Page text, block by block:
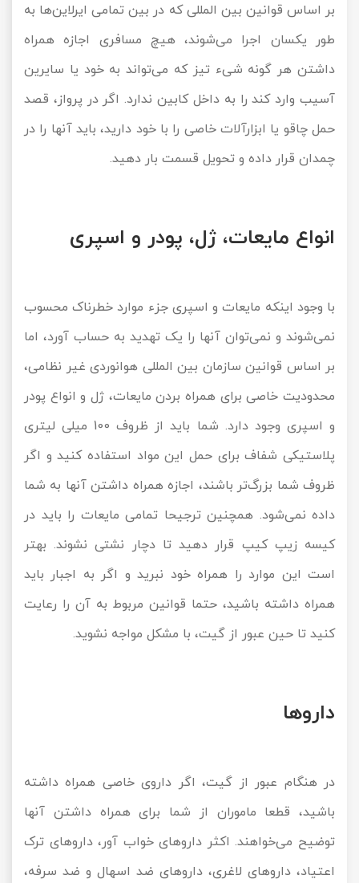
بر اساس قوانین بین المللی که در بین تمامی ایرلاین‌ها به
طور یکسان اجرا می‌شوند، هیچ مسافری اجازه همراه
داشتن هر گونه شیء تیز که می‌تواند به خود یا سایرین
آسیب وارد کند را به داخل کابین ندارد. اگر در پرواز، قصد
حمل چاقو یا ابزارآلات خاصی را با خود دارید، باید آنها را در
چمدان قرار داده و تحویل قسمت بار دهید.
انواع مایعات، ژل، پودر و اسپری
با وجود اینکه مایعات و اسپری جزء موارد خطرناک محسوب
نمی‌شوند و نمی‌توان آنها را یک تهدید به حساب آورد، اما
بر اساس قوانین سازمان بین المللی هوانوردی غیر نظامی،
محدودیت خاصی برای همراه بردن مایعات، ژل و انواع پودر
و اسپری وجود دارد. شما باید از ظروف 100 میلی لیتری
پلاستیکی شفاف برای حمل این مواد استفاده کنید و اگر
ظروف شما بزرگ‌تر باشند، اجازه همراه داشتن آنها به شما
داده نمی‌شود. همچنین ترجیحا تمامی مایعات را باید در
کیسه زیپ کیپ قرار دهید تا دچار نشتی نشوند. بهتر
است این موارد را همراه خود نبرید و اگر به اجبار باید
همراه داشته باشید، حتما قوانین مربوط به آن را رعایت
کنید تا حین عبور از گیت، با مشکل مواجه نشوید.
داروها
در هنگام عبور از گیت، اگر داروی خاصی همراه داشته
باشید، قطعا ماموران از شما برای همراه داشتن آنها
توضیح می‌خواهند. اکثر داروهای خواب آور، داروهای ترک
اعتیاد، داروهای لاغری، داروهای ضد اسهال و ضد سرفه،